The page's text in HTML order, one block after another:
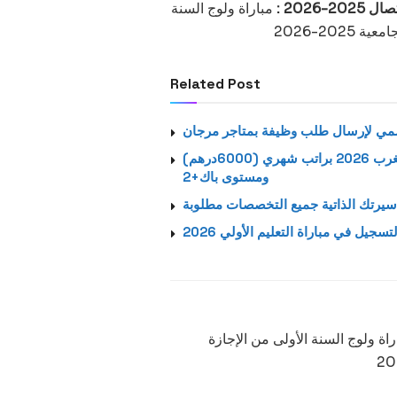
2026 :
مباراة ولوج السنة
2026
Related Post
استمارة الترشيح الرسمية لتوظيف بالشركة اتصالات المغرب 2026 براتب شهري (6000درهم)
ومستوى باك+2
الذاتية جميع التخصصات مطلوبة
في مباراة التعليم الأولي 2026
ولوج السنة الأولى من الإجازة